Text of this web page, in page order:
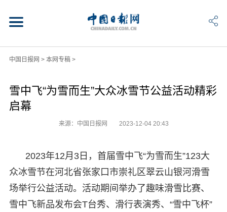
中国日报网 > 本网专稿>
雪中飞“为雪而生”大众冰雪节公益活动精彩
启幕
来源：中国日报网 2023-12-04 20:43
2023年12月3日，首届雪中飞“为雪而生”123大
众冰雪节在河北省张家口市崇礼区翠云山银河滑雪
场举行公益活动。活动期间举办了趣味滑雪比赛、
雪中飞新品发布会T台秀、滑行表演秀、“雪中飞杯”